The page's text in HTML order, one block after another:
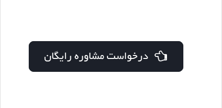
درخواست مشاوره رایگان